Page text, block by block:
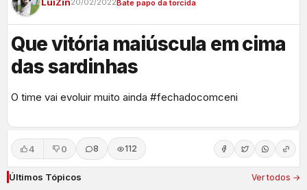
Bate papo da torcida
Que vitória maiúscula em cima
das sardinhas
O time vai evoluir muito ainda #fechadocomceni
4 0 8 112
Últimos Tópicos Ver todos →